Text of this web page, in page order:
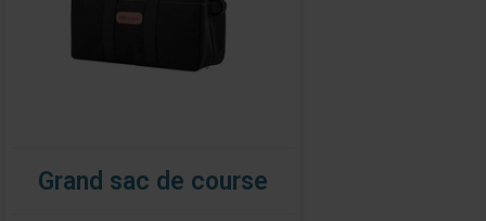
Grand sac de course